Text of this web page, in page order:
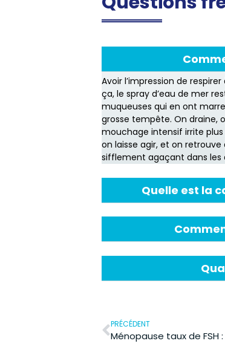
Avoir l’impression de
ça, le spray d’eau de mer
muqueuses qui en ont
grosse tempête. On draine,
mouchage intensif irrite plus
on laisse agir, et on
sifflement agaçant dans les
Quelle est la
PRÉCÉDENT